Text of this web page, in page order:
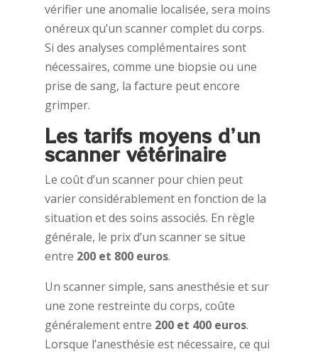
vérifier une anomalie localisée, sera moins
onéreux qu’un scanner complet du corps.
Si des analyses complémentaires sont
nécessaires, comme une biopsie ou une
prise de sang, la facture peut encore
grimper.
Les tarifs moyens d’un
scanner vétérinaire
Le coût d’un scanner pour chien peut
varier considérablement en fonction de la
situation et des soins associés. En règle
générale, le prix d’un scanner se situe
entre 200 et 800 euros.
Un scanner simple, sans anesthésie et sur
une zone restreinte du corps, coûte
généralement entre 200 et 400 euros.
Lorsque l’anesthésie est nécessaire, ce qui